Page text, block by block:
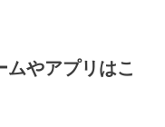
ムやアプリはこ